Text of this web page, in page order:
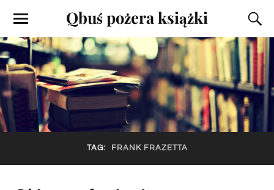
Qbuś pożera książki
TAG: FRANK FRAZETTA